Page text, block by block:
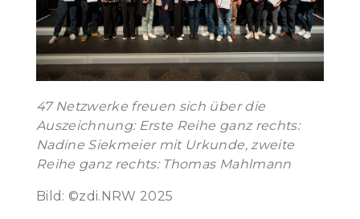
47 Netzwerke freuen sich über die
Auszeichnung: Erste Reihe ganz rechts:
Nadine Siekmeier mit Urkunde, zweite
Reihe ganz rechts: Thomas Mahlmann
Bild: ©zdi.NRW 2025